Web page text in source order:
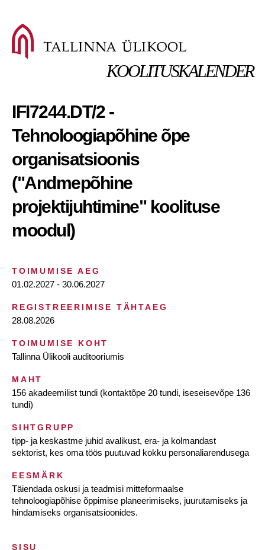
KOOLITUSKALENDER
IFI7244.DT/2 -
Tehnoloogiapõhine õpe
organisatsioonis
("Andmepõhine
projektijuhtimine" koolituse
moodul)
TOIMUMISE AEG
01.02.2027 - 30.06.2027
REGISTREERIMISE TÄHTAEG
28.08.2026
TOIMUMISE KOHT
Tallinna Ülikooli auditooriumis
MAHT
156 akadeemilist tundi (kontaktõpe 20 tundi, iseseisevõpe 136
tundi)
SIHTGRUPP
tipp- ja keskastme juhid avalikust, era- ja kolmandast
sektorist, kes oma töös puutuvad kokku personaliarendusega
EESMÄRK
Täiendada oskusi ja teadmisi mitteformaalse
tehnoloogiapõhise õppimise planeerimiseks, juurutamiseks ja
hindamiseks organisatsioonides.
SISU